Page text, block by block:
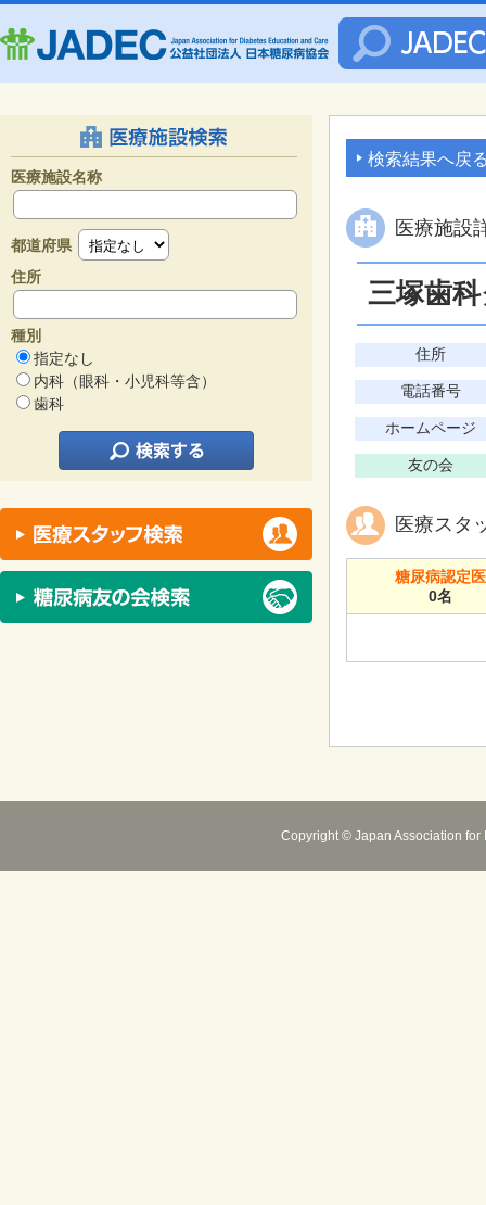
医療施設名称
都道府県
住所
種別
指定なし
内科（眼科・小児科等含）
歯科
検索結果へ戻
医療施設
三塚歯
住所
電話番号
ホームページ
友の会
医療スタ
糖尿病認定医
0名
Copyright © Japan Association